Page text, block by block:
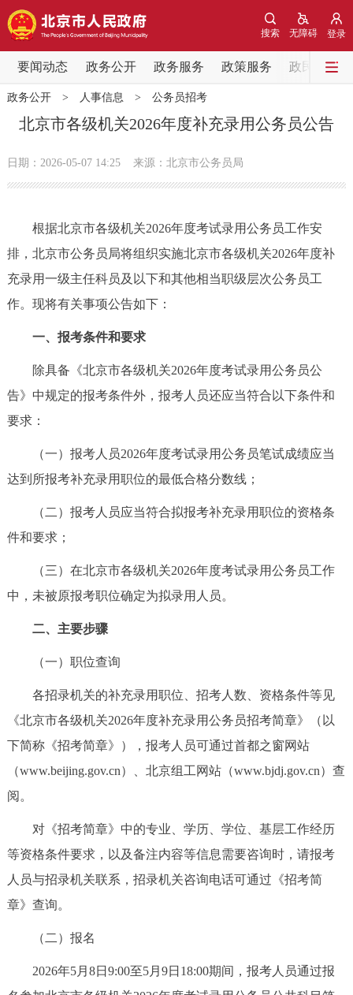
登录
无障碍
搜索
要闻动态 政务公开 政务服务 政策服务 政民互动
要闻动态
党中央精神 国务院信息
政务公开
市领导 机构职能 政策服务
决策公开 专题公开
政务服务
个人服务 法人服务 部门服务
中介服务
12345网上接诉即办
走进北京
北京概况 十六区概览 人文北京
多语种
ENGLISH 한국어 日本語
ESPAÑOL العربية PORTUGUÊS
政务公开> 人事信息 > 公务员招考
北京市各级机关2026年度补充录用公务员公告
日期：2026-05-07 14:25 来源：北京市公务员局
根据北京市各级机关2026年度考试录用公务员工作安
排，北京市公务员局将组织实施北京市各级机关2026年度补
充录用一级主任科员及以下和其他相当职级层次公务员工
作。现将有关事项公告如下：
一、报考条件和要求
除具备《北京市各级机关2026年度考试录用公务员公
告》中规定的报考条件外，报考人员还应当符合以下条件和
要求：
（一）报考人员2026年度考试录用公务员笔试成绩应当
达到所报考补充录用职位的最低合格分数线；
（二）报考人员应当符合拟报考补充录用职位的资格条
件和要求；
（三）在北京市各级机关2026年度考试录用公务员工作
中，未被原报考职位确定为拟录用人员。
二、主要步骤
（一）职位查询
各招录机关的补充录用职位、招考人数、资格条件等见
《北京市各级机关2026年度补充录用公务员招考简章》（以
下简称《招考简章》），报考人员可通过首都之窗网站
（www.beijing.gov.cn）、北京组工网站（www.bjdj.gov.cn）查
阅。
对《招考简章》中的专业、学历、学位、基层工作经历
等资格条件要求，以及备注内容等信息需要咨询时，请报考
人员与招录机关联系，招录机关咨询电话可通过《招考简
章》查询。
（二）报名
2026年5月8日9:00至5月9日18:00期间，报考人员通过报